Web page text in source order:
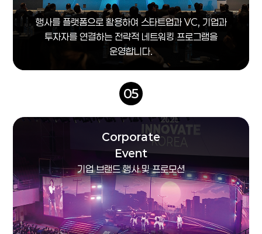
행사를 플랫폼으로 활용하여 스타트업과 VC, 기업과
투자자를 연결하는 전략적 네트워킹 프로그램을
운영합니다.
05
Corporate
Event
기업 브랜드 행사 및 프로모션